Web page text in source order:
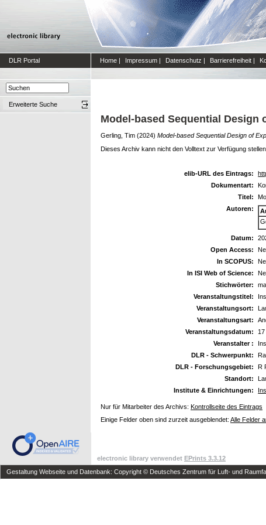
DLR Portal Home | Impressum | Datenschutz | Barrierefreiheit |
Erweiterte Suche
Model-based Sequential
Gerling, Tim (2024) Model-based Sequential Design of
Dieses Archiv kann nicht den Volltext zur Verfügung stellen.
elib-URL des Eintrags:
Dokumentart:
Titel:
Autoren:
Datum:
Open Access:
In SCOPUS:
In ISI Web of Science:
Stichwörter:
Veranstaltungstitel:
Veranstaltungsort:
Veranstaltungsart:
Veranstaltungsdatum:
Veranstalter :
DLR - Schwerpunkt:
DLR - Forschungsgebiet:
R
Standort:
Institute & Einrichtungen:
Nur für Mitarbeiter des Archivs: Kontrollseite des Eintrags
Einige Felder oben sind zurzeit ausgeblendet: Alle Felder
electronic library verwendet EPrints 3.3.12
Gestaltung Webseite und Datenbank: Copyright © Deutsches Zentrum für Luft- und